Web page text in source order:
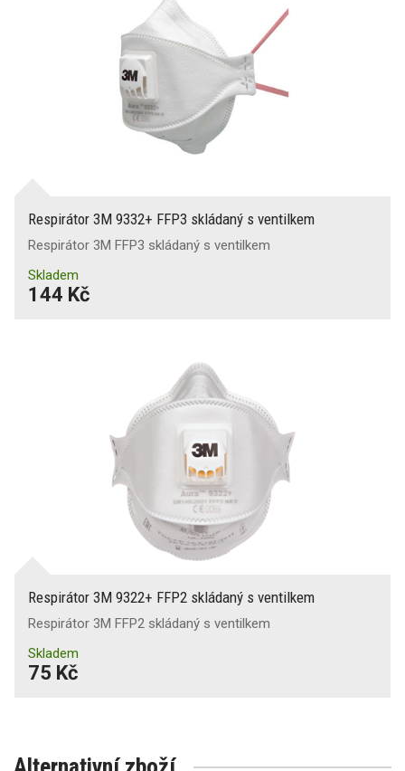
Respirátor 3M 9332+ FFP3 skládaný s ventilkem
Respirátor 3M FFP3 skládaný s ventilkem
Skladem
144 Kč
Respirátor 3M 9322+ FFP2 skládaný s ventilkem
Respirátor 3M FFP2 skládaný s ventilkem
Skladem
75 Kč